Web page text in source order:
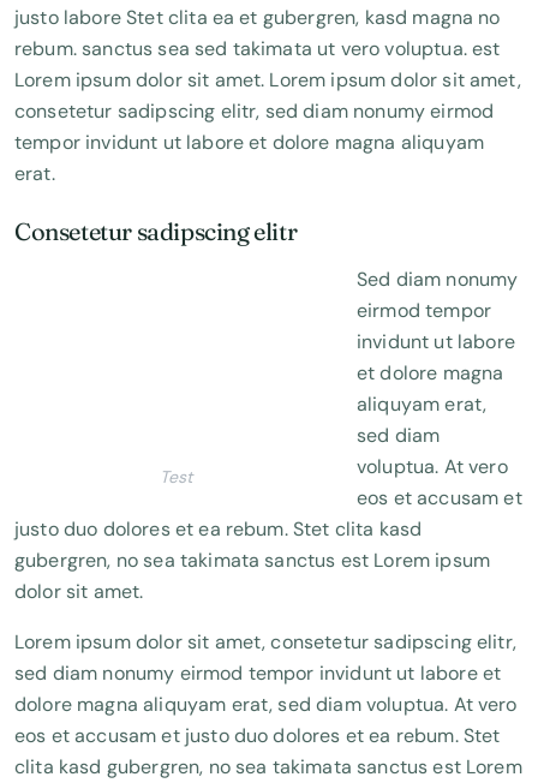
justo labore Stet clita ea et gubergren, kasd magna no
rebum. sanctus sea sed takimata ut vero voluptua. est
Lorem ipsum dolor sit amet. Lorem ipsum dolor sit amet,
consetetur sadipscing elitr, sed diam nonumy eirmod
tempor invidunt ut labore et dolore magna aliquyam
erat.
Consetetur sadipscing elitr
Test
Sed diam nonumy
eirmod tempor
invidunt ut labore
et dolore magna
aliquyam erat,
sed diam
voluptua. At vero
eos et accusam et
justo duo dolores et ea rebum. Stet clita kasd
gubergren, no sea takimata sanctus est Lorem ipsum
dolor sit amet.
Lorem ipsum dolor sit amet, consetetur sadipscing elitr,
sed diam nonumy eirmod tempor invidunt ut labore et
dolore magna aliquyam erat, sed diam voluptua. At vero
eos et accusam et justo duo dolores et ea rebum. Stet
clita kasd gubergren, no sea takimata sanctus est Lorem